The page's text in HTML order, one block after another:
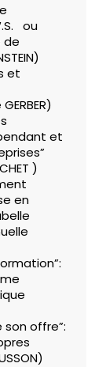
ou
de
et
et
)
en
son offre”: